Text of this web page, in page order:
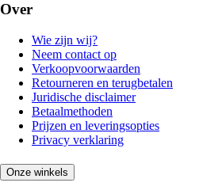
Over
Wie zijn wij?
Neem contact op
Verkoopvoorwaarden
Retourneren en terugbetalen
Juridische disclaimer
Betaalmethoden
Prijzen en leveringsopties
Privacy verklaring
Onze winkels